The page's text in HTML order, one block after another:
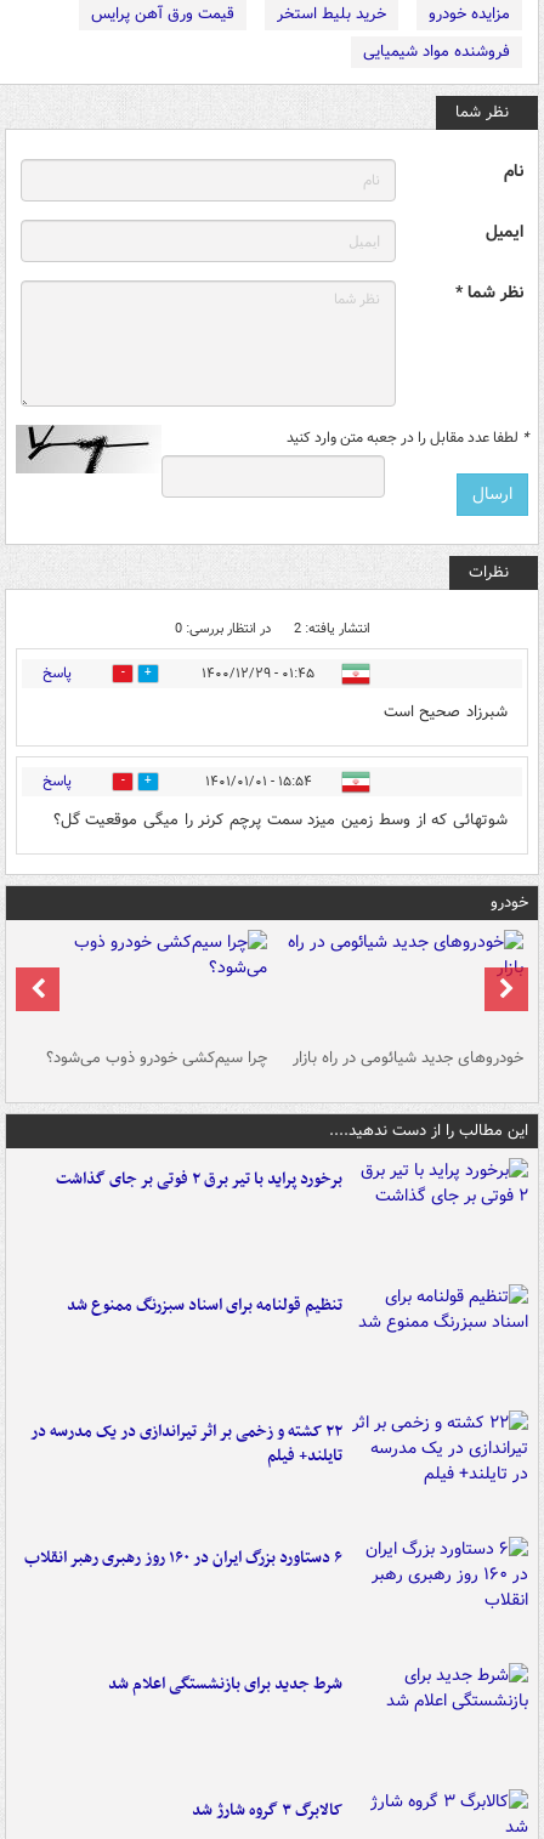
مزایده خودرو
خرید بلیط استخر
قیمت ورق آهن پرایس
فروشنده مواد شیمیایی
نظر شما
نام
ایمیل
نظر شما *
* لطفا عدد مقابل را در جعبه متن وارد کنید
نظرات
انتشار یافته: 2 در انتظار بررسی: 0
۰۱:۴۵ - ۱۴۰۰/۱۲/۲۹ 0 پاسخ
شبرزاد صحیح است
۱۵:۵۴ - ۱۴۰۱/۰۱/۰۱ 0 پاسخ
شوتهائی که از وسط زمین میزد سمت پرچم کرنر را میگی موقعیت گل؟
خودرو
خودروهای جدید شیائومی در راه بازار چرا سیم‌کشی خودرو ذوب می‌شود؟
این مطالب را از دست ندهید....
برخورد پراید با تیر برق ۲ فوتی بر جای گذاشت
تنظیم قولنامه برای اسناد سبزرنگ ممنوع شد
۲۲ کشته و زخمی بر اثر تیراندازی در یک مدرسه در
تایلند+ فیلم
۶ دستاورد بزرگ ایران در ۱۶۰ روز رهبری رهبر انقلاب
شرط جدید برای بازنشستگی اعلام شد
کالابرگ ۳ گروه شارژ شد